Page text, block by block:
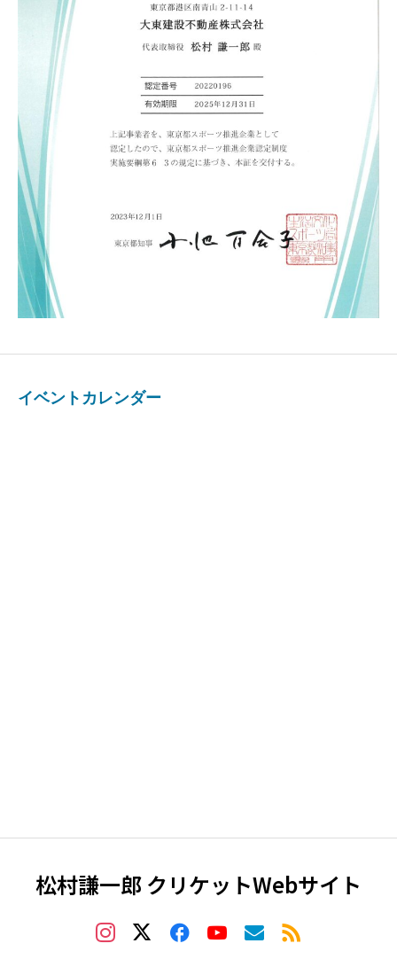
イベントカレンダー
松村謙一郎 クリケットWebサイト